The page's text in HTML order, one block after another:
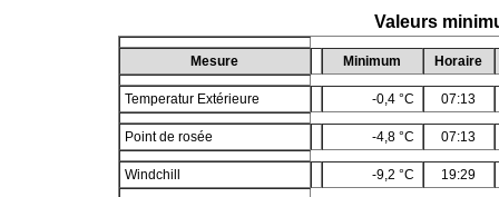
Valeurs
Mesure Minimum Horaire
Temperatur Extérieure -0,4 °C 07:13
Point de rosée -4,8 °C 07:13
Windchill -9,2 °C 19:29